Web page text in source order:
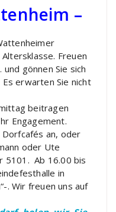
–
Freuen
und gönnen Sie sich
erwarten Sie nicht
beitragen
Engagement.
Dorfcafés an, oder
oder Ute
5101. Ab 16.00 bis
in
. Wir freuen uns auf